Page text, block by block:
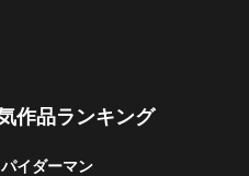
作品ランキング
イダーマン